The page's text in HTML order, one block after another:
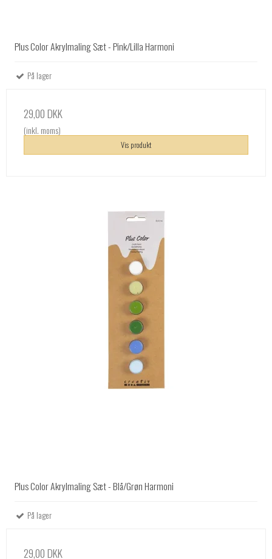
Plus Color Akrylmaling Sæt - Pink/Lilla Harmoni
På lager
29,00 DKK
(inkl. moms)
Vis produkt
Plus Color Akrylmaling Sæt - Blå/Grøn Harmoni
På lager
29,00 DKK